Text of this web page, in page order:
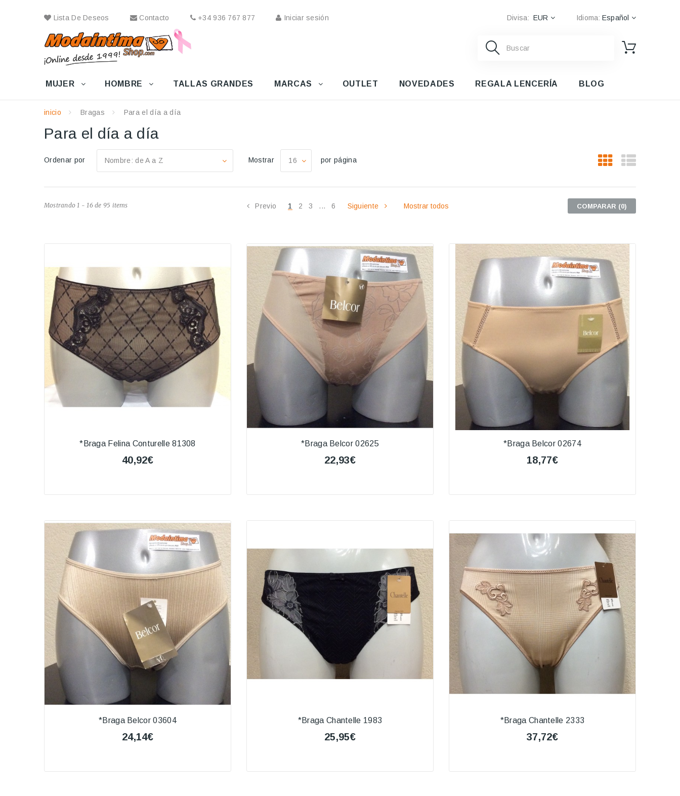
Lista De Deseos Contacto +34 936 767 877 Iniciar sesión Idioma: Español
Divisa: EUR
MUJER HOMBRE TALLAS GRANDES MARCAS OUTLET NOVEDADES REGALA LENCERÍA BLOG
inicio Bragas Para el día a día
Para el día a día
Ordenar por Nombre: de A a Z Mostrar 16 por página
Mostrando 1 - 16 de 95 items Previo 1 2 3 ... 6 Siguiente Mostrar todos COMPARAR (0)
*Braga Felina Conturelle 81308
40,92€
*Braga Belcor 02625
22,93€
*Braga Belcor 02674
18,77€
*Braga Belcor 03604
24,14€
*Braga Chantelle 1983
25,95€
*Braga Chantelle 2333
37,72€